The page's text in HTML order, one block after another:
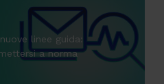
linee guida:
a norma